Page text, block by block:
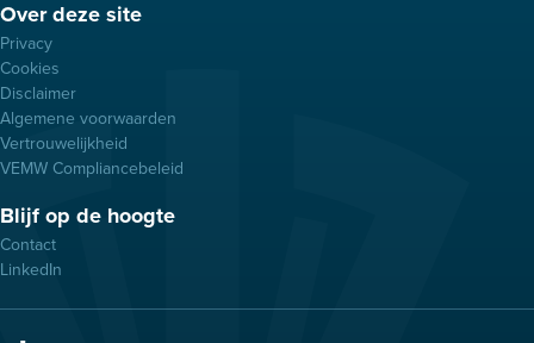
Over deze site
Privacy
Cookies
Disclaimer
Algemene voorwaarden
Vertrouwelijkheid
VEMW Compliancebeleid
Blijf op de hoogte
Contact
LinkedIn